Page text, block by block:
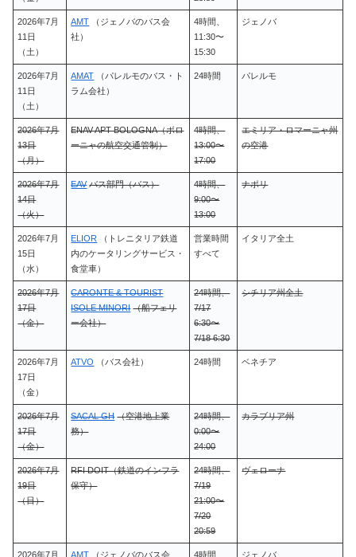
2026年7月
11日
（土）
AMT
（ジェノバのバス会
社）
4時間、
11:30〜
15:30
ジェノバ
2026年7月
11日
（土）
AMAT
（パレルモのバス・ト
ラム会社）
24時間 パレルモ
2026年7月
13日
（月）
ENAV APT BOLOGNA（ボロ
ーニャの航空交通管制）
4時間、
13:00〜
17:00
エミリア・ロマーニャ州
の空港
2026年7月
14日
（火）
EAV バス部門（バス）
4時間、
9:00〜
13:00
ナポリ
2026年7月
15日
（水）
ELIOR
（トレニタリア鉄道
内のケータリングサービス・
食堂車）
営業時間
すべて
イタリア全土
2026年7月
17日
（金）
CARONTE & TOURIST
ISOLE MINORI （船フェリ
ー会社）
24時間、
7/17
6:30〜
7/18 6:30
シチリア州全土
2026年7月
17日
（金）
ATVO （バス会社） 24時間 ベネチア
2026年7月
17日
（金）
SACAL GH （空港地上業
務）
24時間、
0:00〜
24:00
カラブリア州
2026年7月
19日
（日）
RFI DOIT（鉄道のインフラ
保守）
24時間、
7/19
21:00〜
7/20
20:59
ヴェローナ
2026年7月 AMT （ジェノバのバス会 4時間、 ジェノバ